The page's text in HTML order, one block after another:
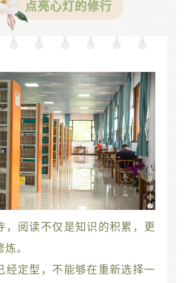
点亮心灯的修行
，阅读不仅是知识的积累，更
。
经定型，不能够在重新选择一